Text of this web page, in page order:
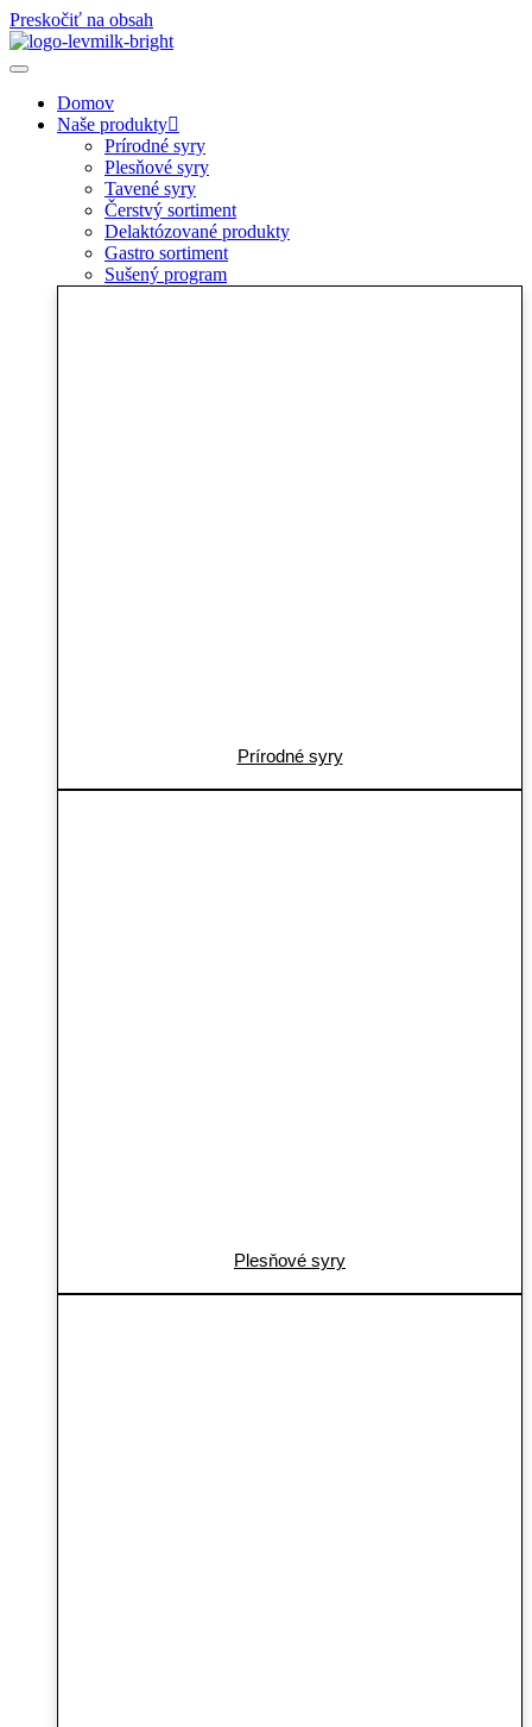
Preskočiť na obsah
Domov
Naše produkty
Prírodné syry
Plesňové syry
Tavené syry
Čerstvý sortiment
Delaktózované produkty
Gastro sortiment
Sušený program
Prírodné syry
Plesňové syry